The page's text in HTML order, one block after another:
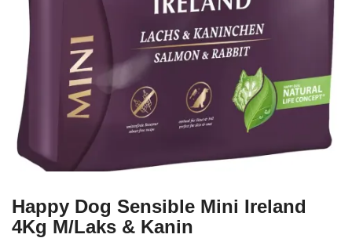
Happy Dog Sensible Mini Ireland
4Kg M/Laks & Kanin